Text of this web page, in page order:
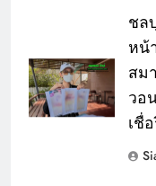
ชล
หน้
สม
วอ
เชื่